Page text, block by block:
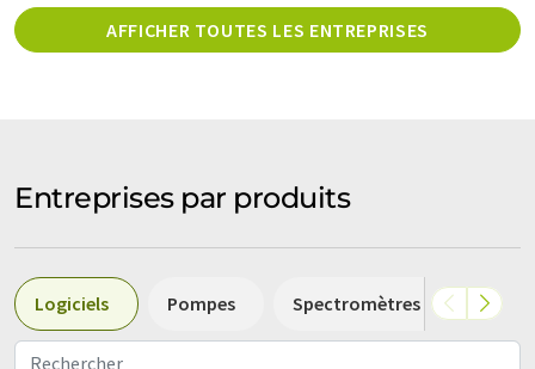
AFFICHER TOUTES LES ENTREPRISES
Entreprises par produits
Logiciels Pompes Spectromètres de masse